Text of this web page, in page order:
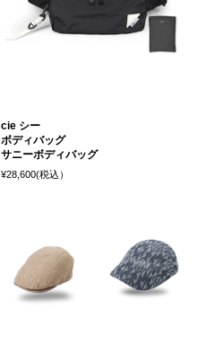
cie シー
ボディバッグ
サニーボディバッグ
¥28,600(税込）